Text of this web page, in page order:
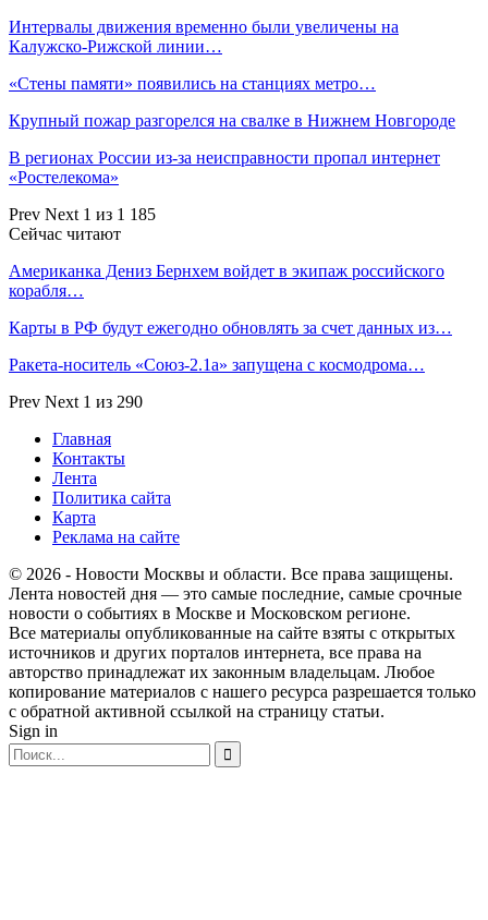
Интервалы движения временно были увеличены на
Калужско-Рижской линии…
«Стены памяти» появились на станциях метро…
Крупный пожар разгорелся на свалке в Нижнем Новгороде
В регионах России из-за неисправности пропал интернет
«Ростелекома»
Prev Next 1 из 1 185
Сейчас читают
Американка Дениз Бернхем войдет в экипаж российского
корабля…
Карты в РФ будут ежегодно обновлять за счет данных из…
Ракета-носитель «Союз-2.1а» запущена с космодрома…
Prev Next 1 из 290
Главная
Контакты
Лента
Политика сайта
Карта
Реклама на сайте
© 2026 - Новости Москвы и области. Все права защищены.
Лента новостей дня — это самые последние, самые срочные
новости о событиях в Москве и Московском регионе.
Все материалы опубликованные на сайте взяты с открытых
источников и других порталов интернета, все права на
авторство принадлежат их законным владельцам. Любое
копирование материалов с нашего ресурса разрешается только
с обратной активной ссылкой на страницу статьи.
Sign in